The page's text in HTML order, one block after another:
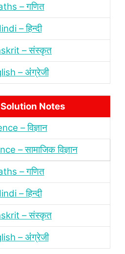
– गणित
– हिन्‍दी
– संस्‍कृत
– अंंग्रेजी
Notes
– विज्ञान
– सामाजिक विज्ञान
– गणित
– हिन्‍दी
– संस्‍कृत
– अंंग्रेजी